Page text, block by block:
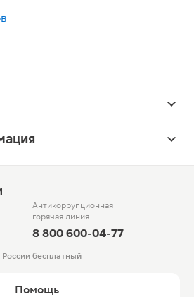
Антикоррупционная
горячая линия
8 800 600-04-77
бесплатный
Помощь